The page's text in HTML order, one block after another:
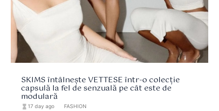
SKIMS întâlnește VETTESE într-o colecție
capsulă la fel de senzuală pe cât este de
modulară
hourglass_full 17 day ago FASHION